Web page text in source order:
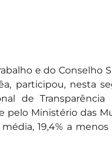
e do Conselho
participou, nesta
de Transparência
pelo Ministério das
19,4% a